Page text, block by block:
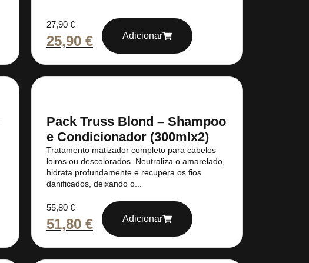
27,90€
25,90 € Adicionar
Pack Truss Blond – Shampoo
e Condicionador (300mlx2)
Tratamento matizador completo para cabelos
loiros ou descolorados. Neutraliza o amarelado,
hidrata profundamente e recupera os fios
danificados, deixando o...
55,80€
51,80 € Adicionar